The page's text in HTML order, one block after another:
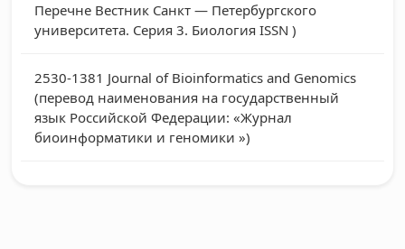
Перечне Вестник Санкт — Петербургского
университета. Серия 3. Биология ISSN )
2530-1381 Journal of Bioinformatics and Genomics
(перевод наименования на государственный
язык Российской Федерации: «Журнал
биоинформатики и геномики »)